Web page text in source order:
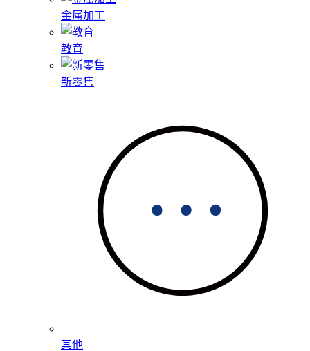
金属加工
教育
新零售
其他